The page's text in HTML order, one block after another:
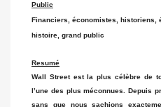
Public
Financiers, économistes, historiens,
histoire, grand public
Resumé
Wall Street est la plus célèbre de
l’une des plus méconnues. Depuis
sans que nous sachions